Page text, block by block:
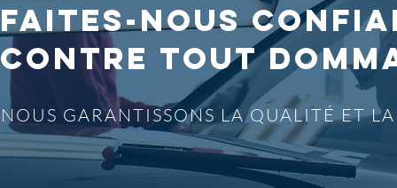
Faites-nous
CONTRE TOUT
NOUS GARANTISSONS LA QUALITÉ ET